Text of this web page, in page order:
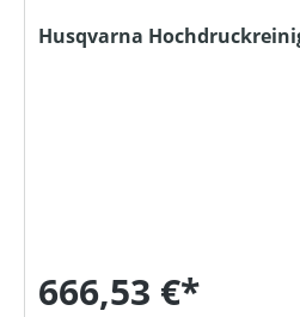
Husqvarna
666,53 €*